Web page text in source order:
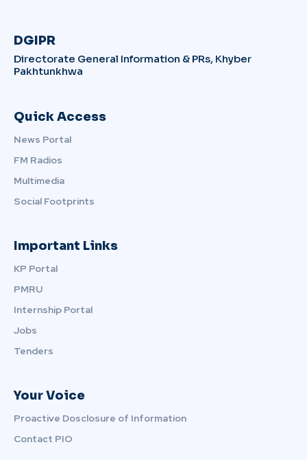
DGIPR
Directorate General Information & PRs, Khyber
Pakhtunkhwa
Quick Access
News Portal
FM Radios
Multimedia
Social Footprints
Important Links
KP Portal
PMRU
Internship Portal
Jobs
Tenders
Your Voice
Proactive Dosclosure of Information
Contact PIO